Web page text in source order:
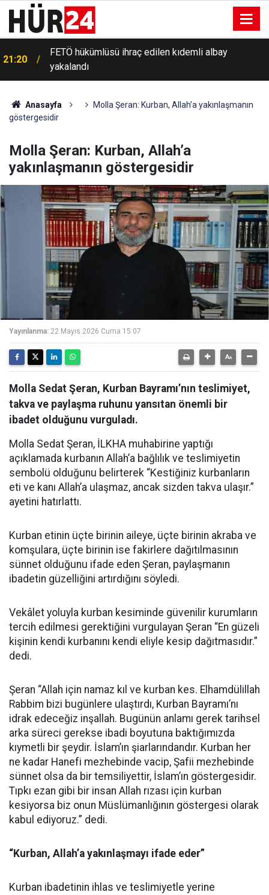
21:20
FETÖ hükümlüsü ihraç edilen kıdemli albay
yakalandı
Anasayfa
Molla Şeran: Kurban, Allah’a yakınlaşmanın
göstergesidir
Molla Şeran: Kurban, Allah’a
yakınlaşmanın göstergesidir
Yayınlanma: 22 Mayıs 2026 Cuma 15:07
Molla Sedat Şeran, Kurban Bayramı’nın teslimiyet,
takva ve paylaşma ruhunu yansıtan önemli bir
ibadet olduğunu vurguladı.
Molla Sedat Şeran, İLKHA muhabirine yaptığı
açıklamada kurbanın Allah’a bağlılık ve teslimiyetin
sembolü olduğunu belirterek “Kestiğiniz kurbanların
eti ve kanı Allah’a ulaşmaz, ancak sizden takva ulaşır.”
ayetini hatırlattı.
Kurban etinin üçte birinin aileye, üçte birinin akraba ve
komşulara, üçte birinin ise fakirlere dağıtılmasının
sünnet olduğunu ifade eden Şeran, paylaşmanın
ibadetin güzelliğini artırdığını söyledi.
Vekâlet yoluyla kurban kesiminde güvenilir kurumların
tercih edilmesi gerektiğini vurgulayan Şeran “En güzeli
kişinin kendi kurbanını kendi eliyle kesip dağıtmasıdır.”
dedi.
Şeran “Allah için namaz kıl ve kurban kes. Elhamdülillah
Rabbim bizi bugünlere ulaştırdı, Kurban Bayramı’nı
idrak edeceğiz inşallah. Bugünün anlamı gerek tarihsel
arka süreci gerekse ibadi boyutuna baktığımızda
kıymetli bir şeydir. İslam’ın şiarlarındandır. Kurban her
ne kadar Hanefi mezhebinde vacip, Şafii mezhebinde
sünnet olsa da bir temsiliyettir, İslam’ın göstergesidir.
Tıpkı ezan gibi bir insan Allah rızası için kurban
kesiyorsa biz onun Müslümanlığının göstergesi olarak
kabul ediyoruz.” dedi.
“Kurban, Allah’a yakınlaşmayı ifade eder”
Kurban ibadetinin ihlas ve teslimiyetle yerine